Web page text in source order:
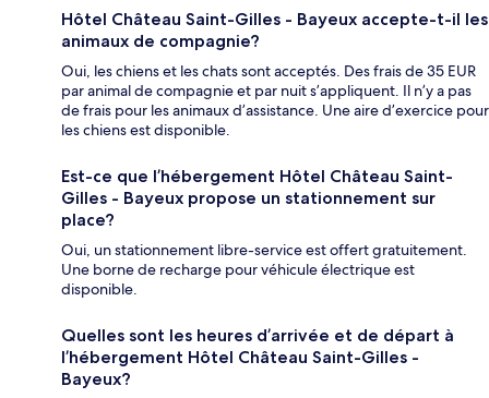
Hôtel Château Saint-Gilles - Bayeux accepte-t-il les
animaux de compagnie?
Oui, les chiens et les chats sont acceptés. Des frais de 35 EUR
par animal de compagnie et par nuit s’appliquent. Il n’y a pas
de frais pour les animaux d’assistance. Une aire d’exercice pour
les chiens est disponible.
Est-ce que l’hébergement Hôtel Château Saint-
Gilles - Bayeux propose un stationnement sur
place?
Oui, un stationnement libre-service est offert gratuitement.
Une borne de recharge pour véhicule électrique est
disponible.
Quelles sont les heures d’arrivée et de départ à
l’hébergement Hôtel Château Saint-Gilles -
Bayeux?